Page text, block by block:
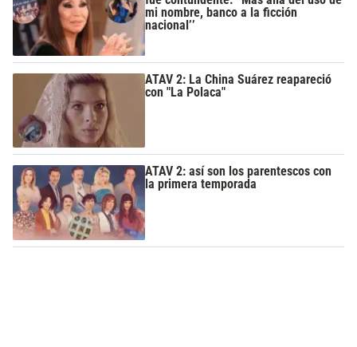
mi nombre, banco a la ficción
nacional’’
ATAV 2: La China Suárez reapareció
con "La Polaca"
ATAV 2: así son los parentescos con
la primera temporada